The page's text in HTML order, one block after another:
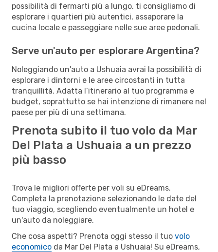
possibilità di fermarti più a lungo, ti consigliamo di
esplorare i quartieri più autentici, assaporare la
cucina locale e passeggiare nelle sue aree pedonali.
Serve un'auto per esplorare Argentina?
Noleggiando un'auto a Ushuaia avrai la possibilità di
esplorare i dintorni e le aree circostanti in tutta
tranquillità. Adatta l’itinerario al tuo programma e
budget, soprattutto se hai intenzione di rimanere nel
paese per più di una settimana.
Prenota subito il tuo volo da Mar
Del Plata a Ushuaia a un prezzo
più basso
Trova le migliori offerte per voli su eDreams.
Completa la prenotazione selezionando le date del
tuo viaggio, scegliendo eventualmente un hotel e
un'auto da noleggiare.
Che cosa aspetti? Prenota oggi stesso il tuo volo
economico da Mar Del Plata a Ushuaia! Su eDreams,